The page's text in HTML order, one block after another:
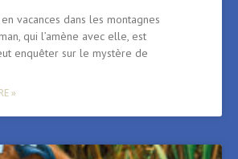
vacances dans les montagnes
qui l’amène avec elle, est
enquêter sur le mystère de
»